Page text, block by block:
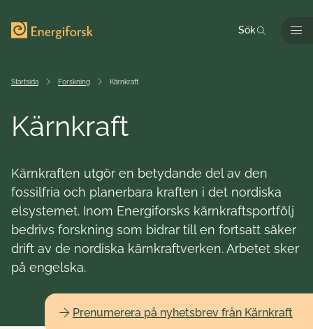
Sök
Startsida Forskning Kärnkraft
Kärnkraft
Kärnkraften utgör en betydande del av den
fossilfria och planerbara kraften i det nordiska
elsystemet. Inom Energiforsks kärnkraftsportfölj
bedrivs forskning som bidrar till en fortsatt säker
drift av de nordiska kärnkraftverken. Arbetet sker
på engelska.
Prenumerera på nyhetsbrev från Kärnkraft